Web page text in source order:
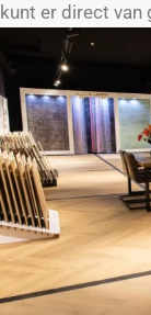
kunt er direct van